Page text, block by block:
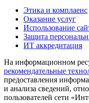
Этика и комплаенс
Оказание услуг
Использование
Защита
ИТ аккредитация
На информационном
рекомендательные
предоставления
и анализа сведений,
пользователей сети